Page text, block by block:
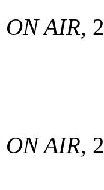
ON AIR,
ON AIR,